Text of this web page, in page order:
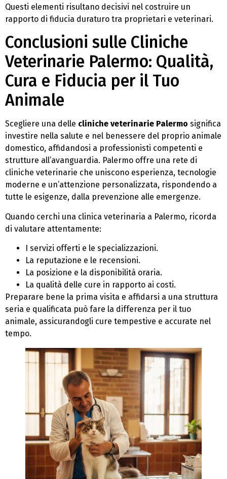
Questi elementi risultano decisivi nel costruire un
rapporto di fiducia duraturo tra proprietari e veterinari.
Conclusioni sulle Cliniche
Veterinarie Palermo: Qualità,
Cura e Fiducia per il Tuo
Animale
Scegliere una delle cliniche veterinarie Palermo significa
investire nella salute e nel benessere del proprio animale
domestico, affidandosi a professionisti competenti e
strutture all’avanguardia. Palermo offre una rete di
cliniche veterinarie che uniscono esperienza, tecnologie
moderne e un’attenzione personalizzata, rispondendo a
tutte le esigenze, dalla prevenzione alle emergenze.
Quando cerchi una clinica veterinaria a Palermo, ricorda
di valutare attentamente:
I servizi offerti e le specializzazioni.
La reputazione e le recensioni.
La posizione e la disponibilità oraria.
La qualità delle cure in rapporto ai costi.
Preparare bene la prima visita e affidarsi a una struttura
seria e qualificata può fare la differenza per il tuo
animale, assicurandogli cure tempestive e accurate nel
tempo.